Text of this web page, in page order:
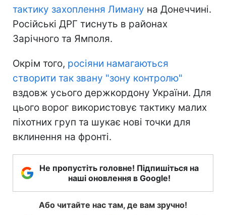
тактику захоплення Лиману на Донеччині.
Російські ДРГ тиснуть в районах
Зарічного та Ямполя.
Окрім того, росіяни намагаються
створити так звану "зону контролю"
вздовж усього держкордону України. Для
цього ворог використовує тактику малих
піхотних груп та шукає нові точки для
вклинення на фронті.
Не пропустіть головне! Підпишіться на
наші оновлення в Google!
Або читайте нас там, де вам зручно!